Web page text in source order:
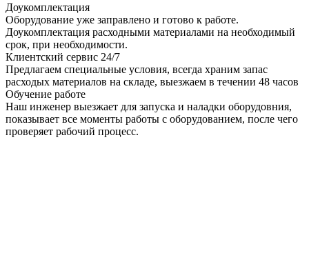
Доукомплектация
Оборудование уже заправлено и готово к работе.
Доукомплектация расходными материалами на необходимый
срок, при необходимости.
Клиентский сервис 24/7
Предлагаем специальные условия, всегда храним запас
расходых материалов на складе, выезжаем в течении 48 часов
Обучение работе
Наш инженер выезжает для запуска и наладки оборудовния,
показывает все моменты работы с оборудованием, после чего
проверяет рабочий процесс.